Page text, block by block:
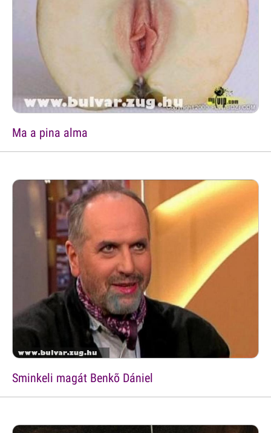
Ma a pina alma
Sminkeli magát Benkõ Dániel